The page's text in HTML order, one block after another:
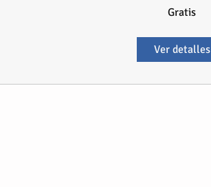
Gratis
Ver detalles